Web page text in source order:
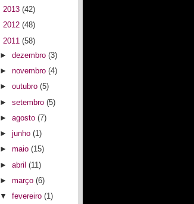
2013 (42)
2012 (48)
2011 (58)
►dezembro(3)
►novembro(4)
►outubro(5)
►setembro(5)
►agosto(7)
►junho(1)
►maio(15)
►abril(11)
►março(6)
▼fevereiro(1)